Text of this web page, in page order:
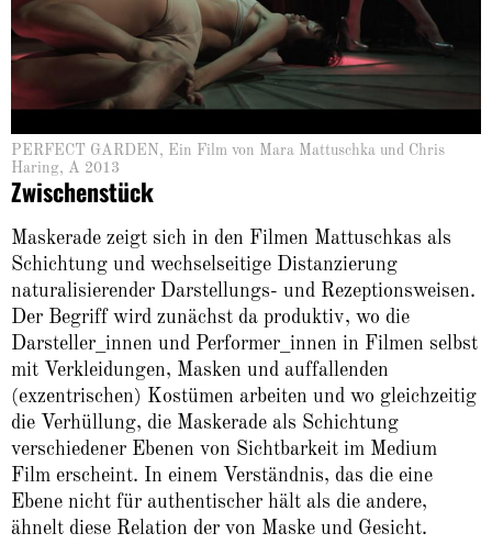
PERFECT GARDEN, Ein Film von Mara Mattuschka und Chris
Haring, A 2013
Zwischenstück
Maskerade zeigt sich in den Filmen Mattuschkas als
Schichtung und wechselseitige Distanzierung
naturalisierender Darstellungs- und Rezeptionsweisen.
Der Begriff wird zunächst da produktiv, wo die
Darsteller_innen und Performer_innen in Filmen selbst
mit Verkleidungen, Masken und auffallenden
(exzentrischen) Kostümen arbeiten und wo gleichzeitig
die Verhüllung, die Maskerade als Schichtung
verschiedener Ebenen von Sichtbarkeit im Medium
Film erscheint. In einem Verständnis, das die eine
Ebene nicht für authentischer hält als die andere,
ähnelt diese Relation der von Maske und Gesicht.